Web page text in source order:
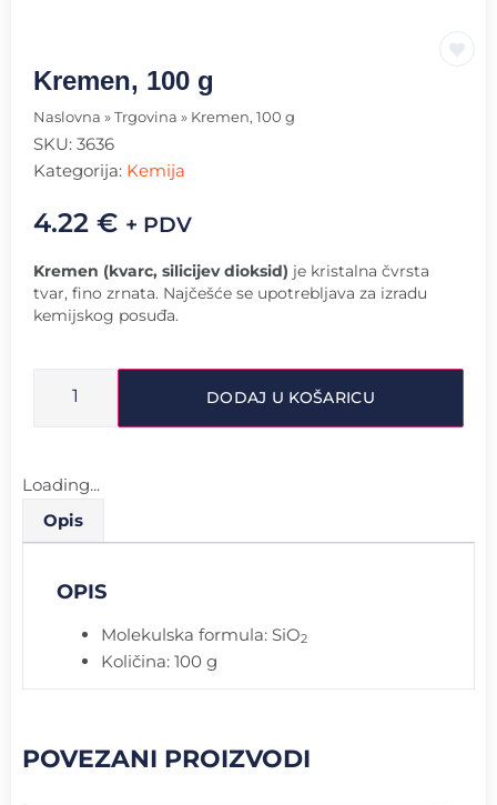
Kremen, 100 g
Naslovna » Trgovina » Kremen, 100 g
SKU: 3636
Kategorija: Kemija
4.22 € + PDV
Kremen (kvarc, silicijev dioksid) je kristalna čvrsta
tvar, fino zrnata. Najčešće se upotrebljava za izradu
kemijskog posuđa.
DODAJ U KOŠARICU
Loading...
Opis
OPIS
Molekulska formula: SiO2
Količina: 100 g
POVEZANI PROIZVODI